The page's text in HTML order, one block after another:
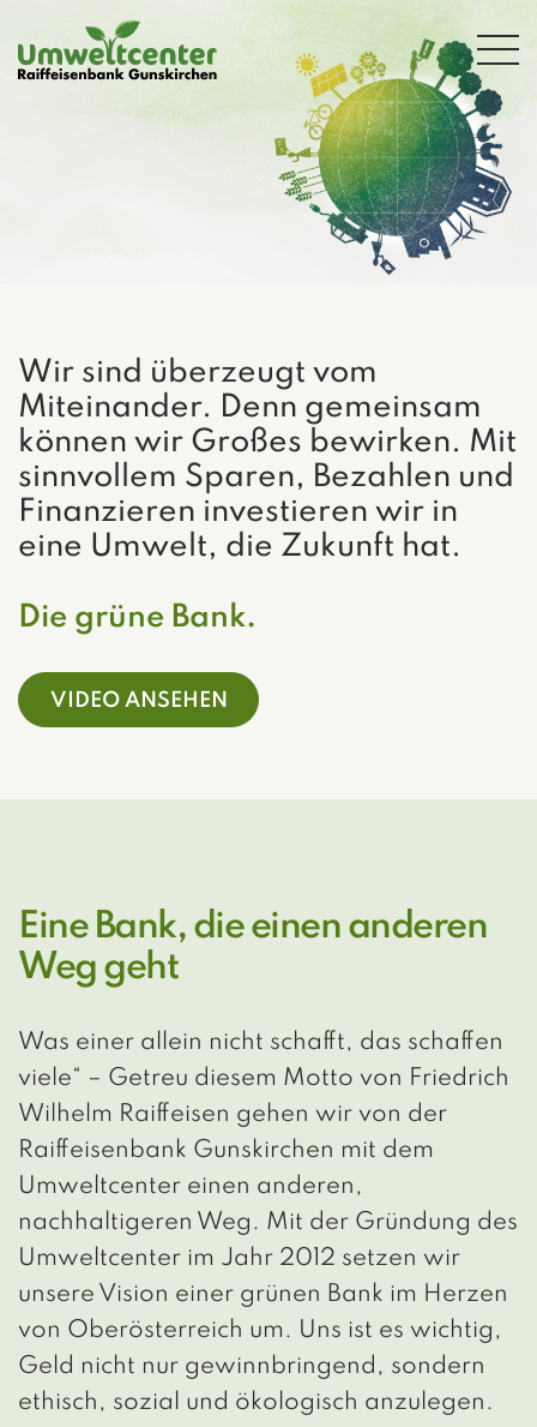
Zum Hauptinhalt springen
Wir sind überzeugt vom
Miteinander. Denn gemeinsam
können wir Großes bewirken. Mit
sinnvollem Sparen, Bezahlen und
Finanzieren investieren wir in
eine Umwelt, die Zukunft hat.
Die grüne Bank.
VIDEO ANSEHEN
Eine Bank, die einen anderen
Weg geht
Was einer allein nicht schafft, das schaffen
viele“ – Getreu diesem Motto von Friedrich
Wilhelm Raiffeisen gehen wir von der
Raiffeisenbank Gunskirchen mit dem
Umweltcenter einen anderen,
nachhaltigeren Weg. Mit der Gründung des
Umweltcenter im Jahr 2012 setzen wir
unsere Vision einer grünen Bank im Herzen
von Oberösterreich um. Uns ist es wichtig,
Geld nicht nur gewinnbringend, sondern
ethisch, sozial und ökologisch anzulegen.